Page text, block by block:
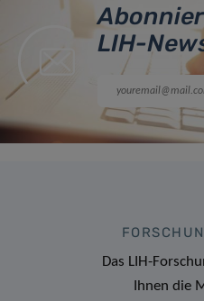
LIH-
Das LIH-
Ihnen die